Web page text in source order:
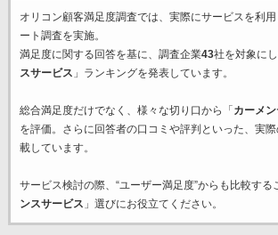
オリコン顧客満足度調査では、実際にサービスを利用
ート調査を実施。
満足度に関する回答を基に、調査企業43社を対象にし
スサービス 」ランキングを発表しています。
総合満足度だけでなく、様々な切り口から「 カーメ
を評価。さらに回答者の口コミや評判といった、実
載しています。
サービス検討の際、“ユーザー満足度”からも比較する
ンスサービス 」選びにお役立てください。